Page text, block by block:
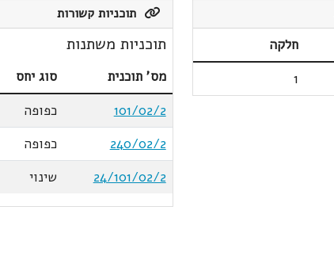
חלקה
1
תוכניות קשורות
תוכניות משתנות
מס' תוכנית סוג יחס
101/02/2
כפופה
240/02/2
כפופה
24/101/02/2
שינוי